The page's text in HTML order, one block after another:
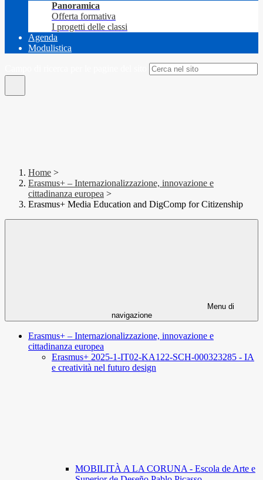
Panoramica
Offerta formativa
I progetti delle classi
Agenda
Modulistica
Home >
Erasmus+ – Internazionalizzazione, innovazione e
cittadinanza europea >
Erasmus+ Media Education and DigComp for Citizenship
Menu di
navigazione
Erasmus+ – Internazionalizzazione, innovazione e
cittadinanza europea
Erasmus+ 2025-1-IT02-KA122-SCH-000323285 - IA
e creatività nel futuro design
MOBILITÀ A LA CORUNA - Escola de Arte e